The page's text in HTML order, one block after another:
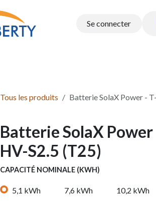
Se connecter
Tous les produits Batterie SolaX Power -
Batterie SolaX Power
HV-S2.5 (T25)
CAPACITÉ NOMINALE (KWH)
5,1 kWh 7,6 kWh 10,2 kWh